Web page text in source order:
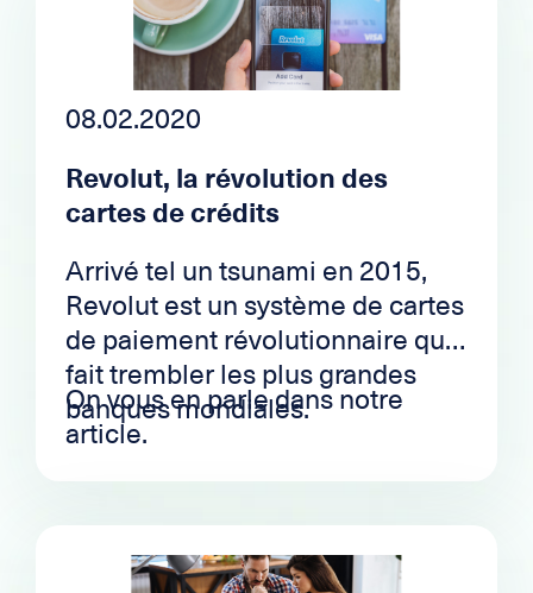
08.02.2020
Revolut, la révolution des
cartes de crédits
Arrivé tel un tsunami en 2015,
Revolut est un système de cartes
de paiement révolutionnaire qui
fait trembler les plus grandes
banques mondiales.
On vous en parle dans notre
article.